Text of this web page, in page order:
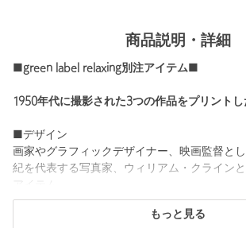
商品説明・詳細
■green label relaxing別注アイテム■
1950年代に撮影された3つの作品をプリント
■デザイン
画家やグラフィックデザイナー、映画監督と
紀を代表する写真家、ウィリアム・クライン
1950年代に撮影された3作品をセレクトしまし
強烈なコントラストと荒々しい質感が特徴的
もっと見る